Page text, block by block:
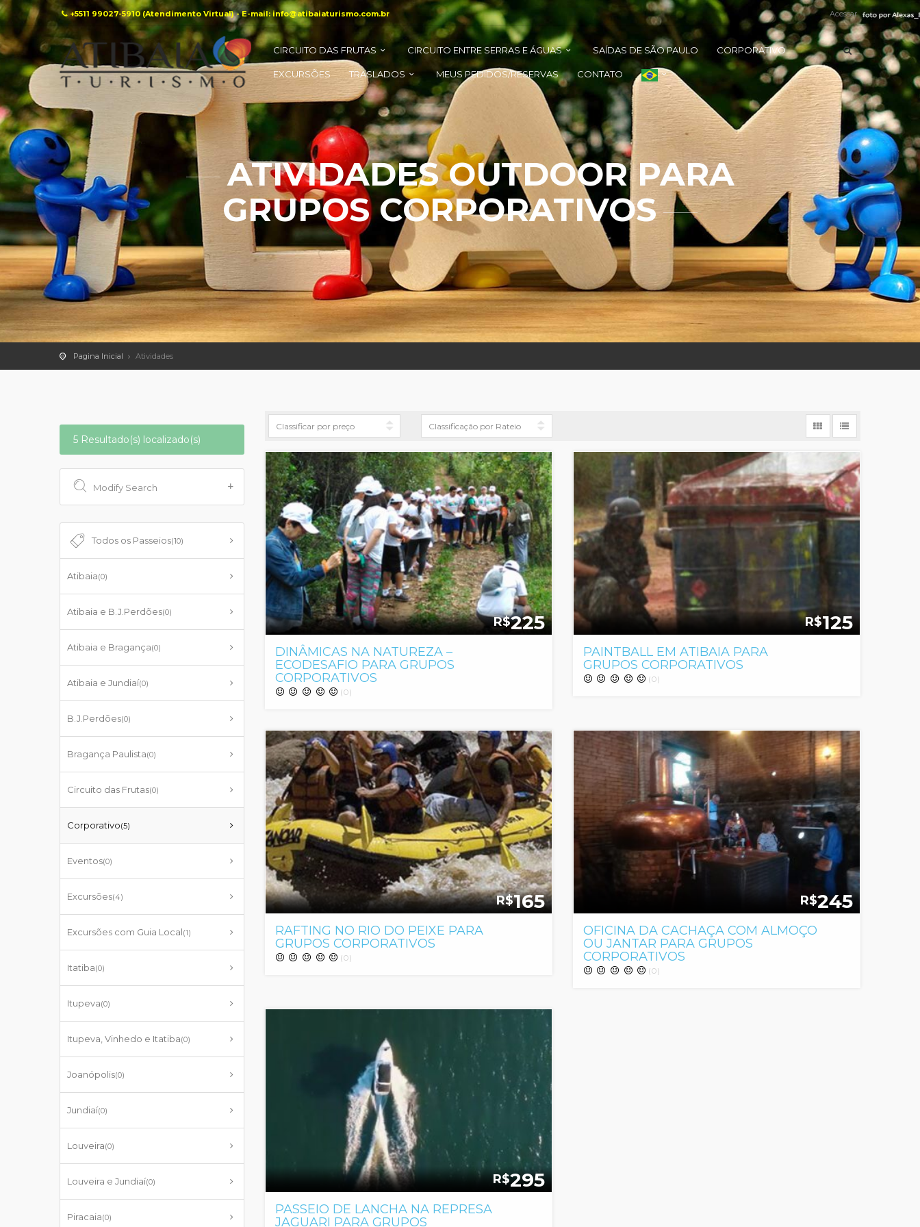
+5511 99027-5910 (Atendimento Virtual) - E-mail: info@atibaiaturismo.com.br Acessar
CIRCUITO DAS FRUTAS CIRCUITO ENTRE SERRAS E ÁGUAS SAÍDAS DE SÃO PAULO CORPORATIVO
EXCURSÕES TRASLADOS MEUS PEDIDOS/RESERVAS CONTATO
ATIVIDADES OUTDOOR PARA
GRUPOS CORPORATIVOS
Pagina Inicial Atividades
5 Resultado(s) localizado(s)
Modify Search
Todos os Passeios(10)
Atibaia(0)
Atibaia e B.J.Perdões(0)
Atibaia e Bragança(0)
Atibaia e Jundiaí(0)
B.J.Perdões(0)
Bragança Paulista(0)
Circuito das Frutas(0)
Corporativo(5)
Eventos(0)
Excursões(4)
Excursões com Guia Local(1)
Itatiba(0)
Itupeva(0)
Itupeva, Vinhedo e Itatiba(0)
Joanópolis(0)
Jundiaí(0)
Louveira(0)
Louveira e Jundiaí(0)
Piracaia(0)
R$225
DINÂMICAS NA NATUREZA –
ECODESAFIO PARA GRUPOS
CORPORATIVOS
(0)
R$125
PAINTBALL EM ATIBAIA PARA
GRUPOS CORPORATIVOS
(0)
R$165
RAFTING NO RIO DO PEIXE PARA
GRUPOS CORPORATIVOS
(0)
R$245
OFICINA DA CACHAÇA COM ALMOÇO
OU JANTAR PARA GRUPOS
CORPORATIVOS
(0)
R$295
PASSEIO DE LANCHA NA REPRESA
JAGUARI PARA GRUPOS